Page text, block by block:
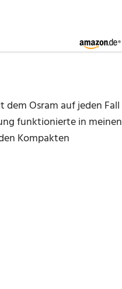
Osram auf jeden Fall
funktionierte in meinen
Kompakten